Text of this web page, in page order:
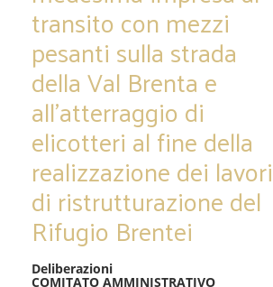
transito con mezzi
pesanti sulla strada
della Val Brenta e
all’atterraggio di
elicotteri al fine della
realizzazione dei lavori
di ristrutturazione del
Rifugio Brentei
Deliberazioni
COMITATO AMMINISTRATIVO